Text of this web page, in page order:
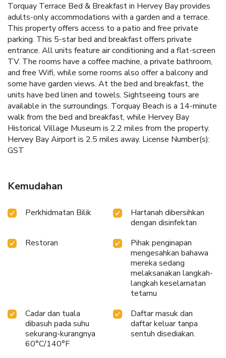
Torquay Terrace Bed & Breakfast in Hervey Bay provides
adults-only accommodations with a garden and a terrace.
This property offers access to a patio and free private
parking. This 5-star bed and breakfast offers private
entrance. All units feature air conditioning and a flat-screen
TV. The rooms have a coffee machine, a private bathroom,
and free Wifi, while some rooms also offer a balcony and
some have garden views. At the bed and breakfast, the
units have bed linen and towels. Sightseeing tours are
available in the surroundings. Torquay Beach is a 14-minute
walk from the bed and breakfast, while Hervey Bay
Historical Village Museum is 2.2 miles from the property.
Hervey Bay Airport is 2.5 miles away. License Number(s):
GST
Kemudahan
Perkhidmatan Bilik
Hartanah dibersihkan
dengan disinfektan
Restoran
Pihak penginapan
mengesahkan bahawa
mereka sedang
melaksanakan langkah-
langkah keselamatan
tetamu
Cadar dan tuala
dibasuh pada suhu
sekurang-kurangnya
60°C/140°F
Daftar masuk dan
daftar keluar tanpa
sentuh disediakan.